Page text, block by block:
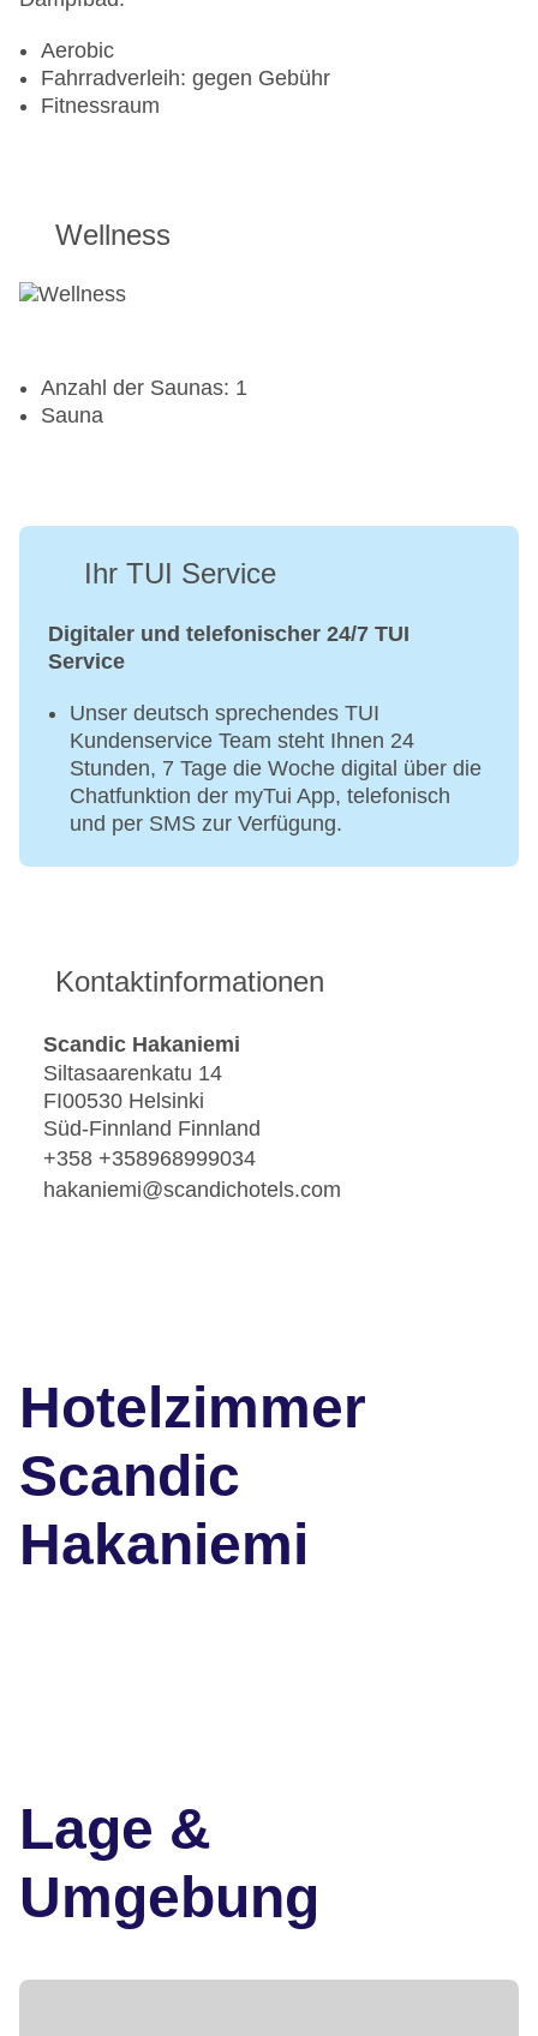
Aerobic
Fahrradverleih: gegen Gebühr
Fitnessraum
Wellness
Anzahl der Saunas: 1
Sauna
Ihr TUI Service
Digitaler und telefonischer 24/7 TUI
Service
Unser deutsch sprechendes TUI
Kundenservice Team steht Ihnen 24
Stunden, 7 Tage die Woche digital über die
Chatfunktion der myTui App, telefonisch
und per SMS zur Verfügung.
Kontaktinformationen
Scandic Hakaniemi
Siltasaarenkatu 14
FI00530 Helsinki
Süd-Finnland Finnland
+358 +358968999034
hakaniemi@scandichotels.com
Hotelzimmer
Scandic
Hakaniemi
Lage &
Umgebung